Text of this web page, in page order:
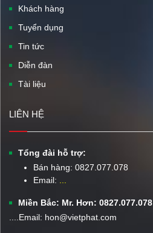
Khách hàng
Tuyển dụng
Tin tức
Diễn đàn
Tài liệu
LIÊN HỆ
Tổng đài hỗ trợ:
Bán hàng: 0827.077.078
Email:
Miền Bắc: Mr. Hơn: 0827.077.078
....Email: hon@vietphat.com